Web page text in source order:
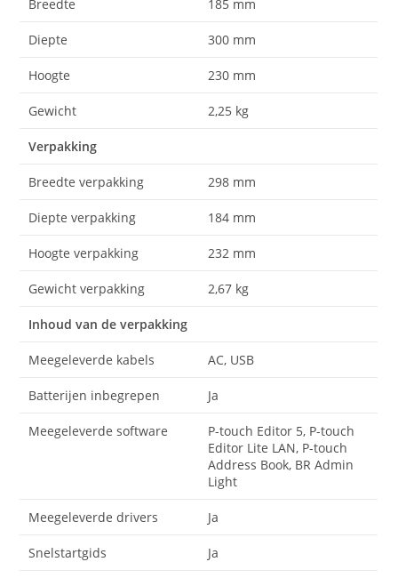
Breedte 185 mm
Diepte 300 mm
Hoogte 230 mm
Gewicht 2,25 kg
Verpakking
Breedte verpakking 298 mm
Diepte verpakking 184 mm
Hoogte verpakking 232 mm
Gewicht verpakking 2,67 kg
Inhoud van de verpakking
Meegeleverde kabels AC, USB
Batterijen inbegrepen Ja
Meegeleverde software
P-touch Editor 5, P-touch
Editor Lite LAN, P-touch
Address Book, BR Admin
Light
Meegeleverde drivers Ja
Snelstartgids Ja